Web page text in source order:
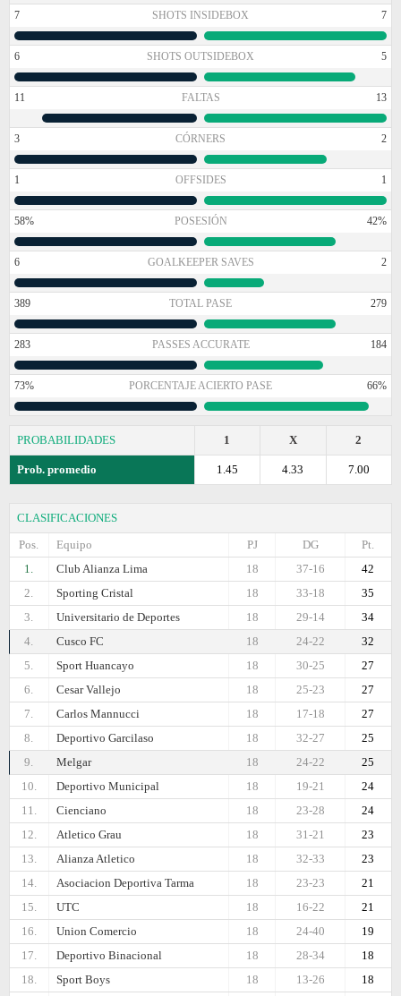
7 SHOTS INSIDEBOX 7
6 SHOTS OUTSIDEBOX 5
11 FALTAS 13
3 CÓRNERS 2
1 OFFSIDES 1
58% POSESIÓN 42%
6 GOALKEEPER SAVES 2
389 TOTAL PASE 279
283 PASSES ACCURATE 184
73% PORCENTAJE ACIERTO PASE 66%
PROBABILIDADES 2
X
1
Prob. promedio 7.00
4.33
1.45
CLASIFICACIONES
Pos.
Equipo Pt.
DG
PJ
1.
Club Alianza Lima 42
37-16
18
2.
Sporting Cristal 35
33-18
18
3.
Universitario de Deportes 34
29-14
18
4.
Cusco FC 32
24-22
18
5.
Sport Huancayo 27
30-25
18
6.
Cesar Vallejo 27
25-23
18
7.
Carlos Mannucci 27
17-18
18
8.
Deportivo Garcilaso 25
32-27
18
9.
Melgar 25
24-22
18
10.
Deportivo Municipal 24
19-21
18
11.
Cienciano 24
23-28
18
12.
Atletico Grau 23
31-21
18
13.
Alianza Atletico 23
32-33
18
14.
Asociacion Deportiva Tarma 21
23-23
18
15.
UTC 21
16-22
18
16.
Union Comercio 19
24-40
18
17.
Deportivo Binacional 18
28-34
18
18.
Sport Boys 18
13-26
18